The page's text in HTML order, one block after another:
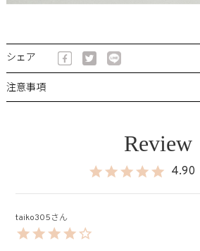
シェア
注意事項
4.90
taiko305